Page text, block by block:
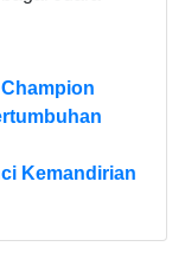
Kemandirian